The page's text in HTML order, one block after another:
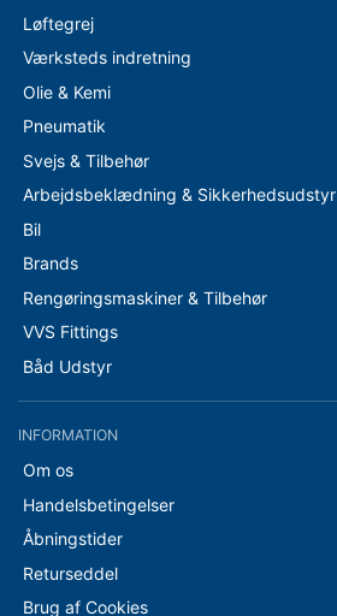
Løftegrej
Værksteds indretning
Olie & Kemi
Pneumatik
Svejs & Tilbehør
Arbejdsbeklædning & Sikkerhedsudstyr
Bil
Brands
Rengøringsmaskiner & Tilbehør
VVS Fittings
Båd Udstyr
INFORMATION
Om os
Handelsbetingelser
Åbningstider
Returseddel
Brug af Cookies